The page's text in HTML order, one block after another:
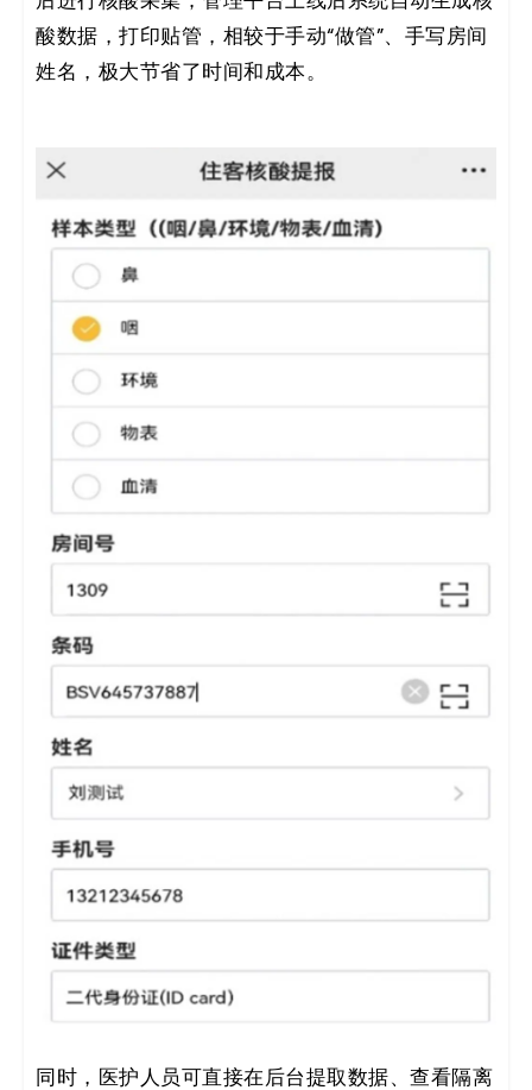
酸数据，打印贴管，相较于手动“做管”、手写房间
姓名，极大节省了时间和成本。
同时，医护人员可直接在后台提取数据、查看隔离